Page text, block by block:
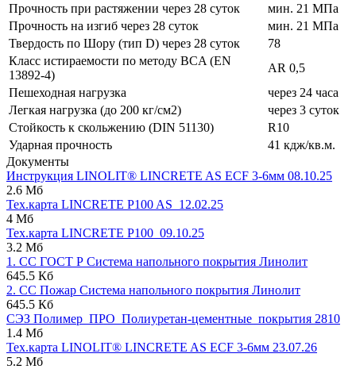
Прочность при растяжении через 28 суток
мин. 21 МПа
Прочность на изгиб через 28 суток
мин. 21 МПа
Твердость по Шору (тип D) через 28 суток
78
Класс истираемости по методу BCA (EN
13892-4)
AR 0,5
Пешеходная нагрузка
через 24 часа
Легкая нагрузка (до 200 кг/см2)
через 3 суток
Стойкость к скольжению (DIN 51130)
R10
Ударная прочность
41 кдж/кв.м.
Документы
Инструкция LINOLIT® LINCRETE AS ECF 3-6мм 08.10.25
2.6 Мб
Тех.карта LINCRETE P100 AS_12.02.25
4 Мб
Тех.карта LINCRETE P100_09.10.25
3.2 Мб
1. СС ГОСТ Р Система напольного покрытия Линолит
645.5 Кб
2. СС Пожар Система напольного покрытия Линолит
645.5 Кб
СЭЗ Полимер_ПРО_Полиуретан-цементные_покрытия 2810
1.4 Мб
Тех.карта LINOLIT® LINCRETE AS ECF 3-6мм 23.07.26
5.2 Мб